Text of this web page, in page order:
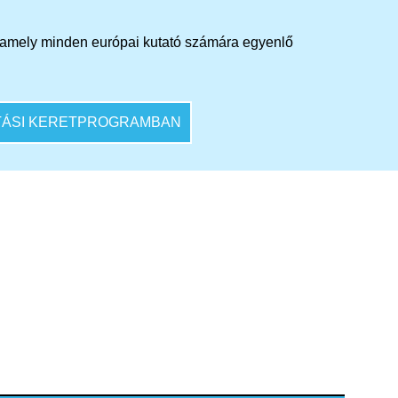
minden európai kutató számára egyenlő
KERETPROGRAMBAN